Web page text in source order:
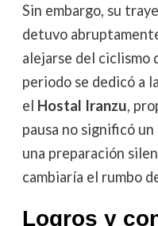
Sin embargo, su
detuvo
alejarse del ciclismo
periodo se dedicó a
el Hostal Iranzu,
pausa no significó
una preparación
cambiaría el rumbo
Logros y